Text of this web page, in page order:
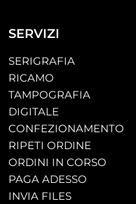
SERVIZI
SERIGRAFIA
RICAMO
TAMPOGRAFIA
DIGITALE
CONFEZIONAMENTO
RIPETI ORDINE
ORDINI IN CORSO
PAGA ADESSO
INVIA FILES